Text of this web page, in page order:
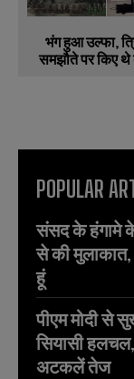
भंग हुआ उल्फा,
समझौते पर किए
POPULAR
संसद के हंगामे के
से की
हूं
पीएम मोदी से
सियासी
अटकलें तेज